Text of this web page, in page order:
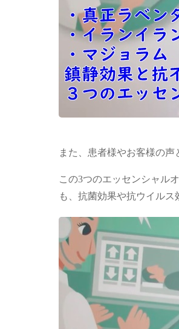
また、患者様やお客様の
この3つのエッセンシャル
も、抗菌効果や抗ウイル